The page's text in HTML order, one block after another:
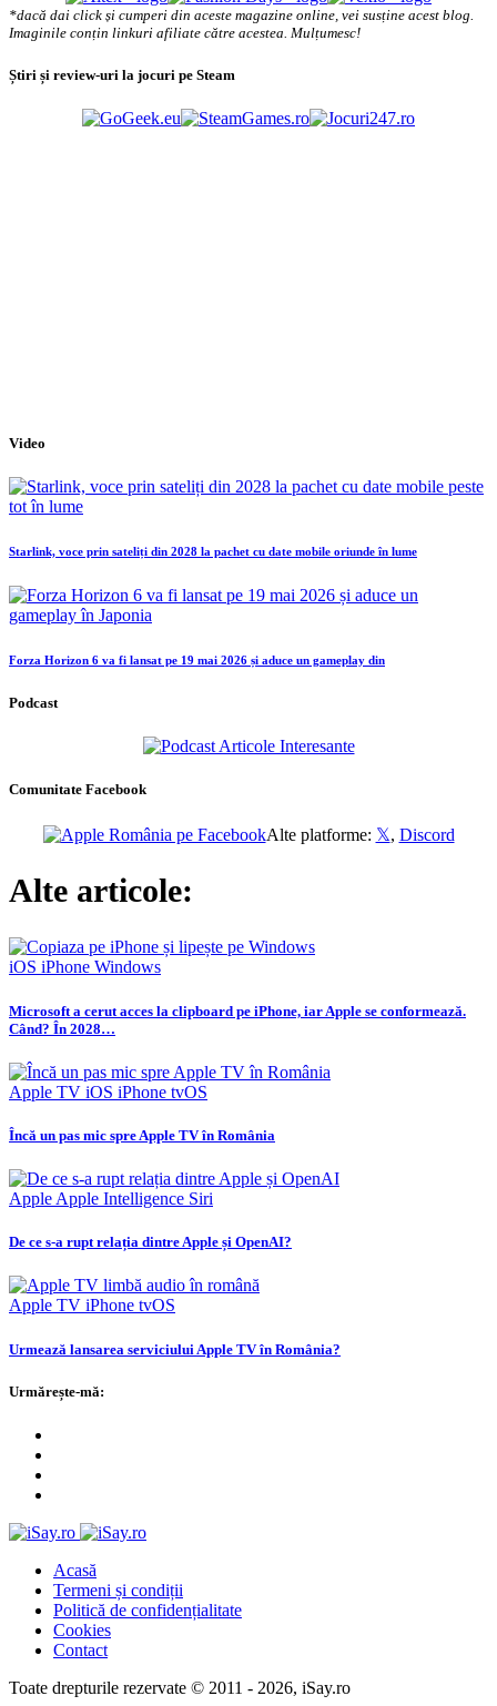
*dacă dai click și cumperi din aceste magazine online, vei susține acest blog.
Imaginile conțin linkuri afiliate către acestea. Mulțumesc!
Știri și review-uri la jocuri pe Steam
Video
Starlink, voce prin sateliți din 2028 la pachet cu date mobile oriunde în lume
Forza Horizon 6 va fi lansat pe 19 mai 2026 și aduce un gameplay din
Podcast
Comunitate Facebook
Alte platforme: 𝕏, Discord
Alte articole:
iOS iPhone Windows
Microsoft a cerut acces la clipboard pe iPhone, iar Apple se conformează.
Când? În 2028…
Apple TV iOS iPhone tvOS
Încă un pas mic spre Apple TV în România
Apple Apple Intelligence Siri
De ce s-a rupt relația dintre Apple și OpenAI?
Apple TV iPhone tvOS
Urmează lansarea serviciului Apple TV în România?
Urmărește-mă:
Acasă
Termeni și condiții
Politică de confidențialitate
Cookies
Contact
Toate drepturile rezervate © 2011 - 2026, iSay.ro